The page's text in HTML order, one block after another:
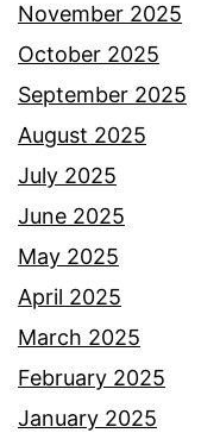
November 2025
October 2025
September 2025
August 2025
July 2025
June 2025
May 2025
April 2025
March 2025
February 2025
January 2025